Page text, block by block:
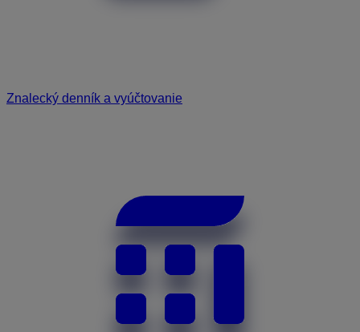
Znalecký denník a vyúčtovanie